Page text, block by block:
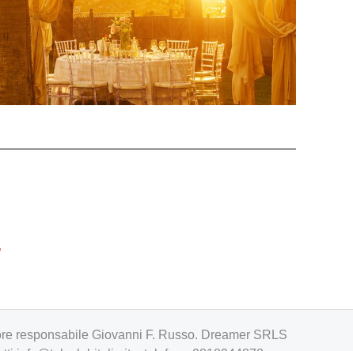
responsabile Giovanni F. Russo. Dreamer SRLS